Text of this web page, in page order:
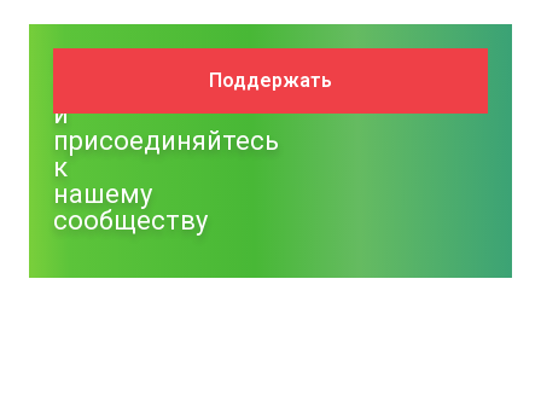
и
присоединяйтесь
к
нашему
сообществу
Поддержать